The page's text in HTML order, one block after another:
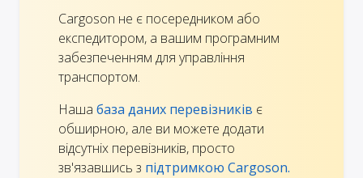
Cargoson не є посередником або
експедитором, а вашим програмним
забезпеченням для управління
транспортом.
Наша база даних перевізників є
обширною, але ви можете додати
відсутніх перевізників, просто
зв'язавшись з підтримкою Cargoson.